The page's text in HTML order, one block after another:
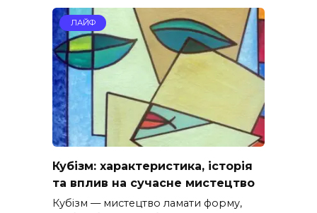
ЛАЙФ
Кубізм: характеристика, історія
та вплив на сучасне мистецтво
Кубізм — мистецтво ламати форму,